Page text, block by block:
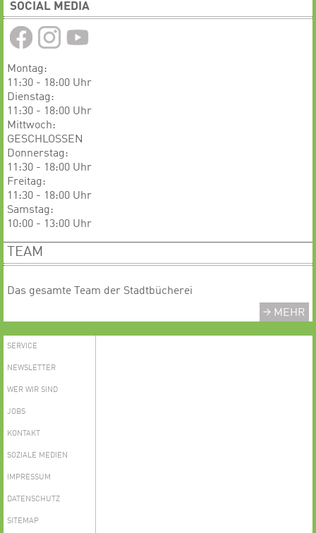
SOCIAL MEDIA
Montag:
11:30 - 18:00 Uhr
Dienstag:
11:30 - 18:00 Uhr
Mittwoch:
GESCHLOSSEN
​​​​​​Donnerstag:
11:30 - 18:00 Uhr
Freitag:
11:30 - 18:00 Uhr
Samstag:
10:00 - 13:00 Uhr
TEAM
Das gesamte Team der Stadtbücherei
MEHR
SERVICE
NEWSLETTER
WER WIR SIND
JOBS
KONTAKT
SOZIALE MEDIEN
IMPRESSUM
DATENSCHUTZ
SITEMAP